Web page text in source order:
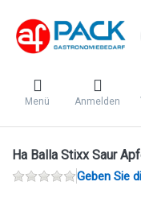
Menü Anmelden
Ha Balla Stixx Saur
Geben Sie